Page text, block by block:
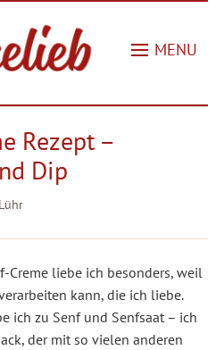
MENU
Rezept –
Dip
Creme liebe ich besonders, weil
kann, die ich liebe.
ich zu Senf und Senfsaat – ich
der mit so vielen anderen